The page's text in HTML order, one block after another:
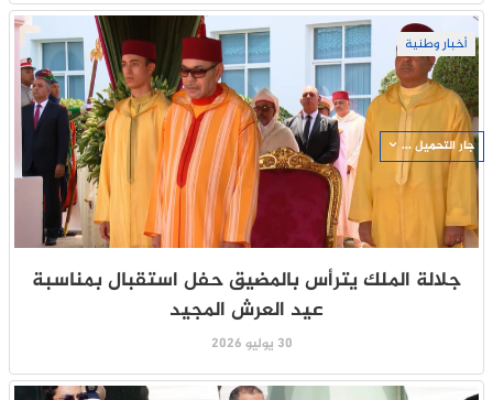
أخبار وطنية
جلالة الملك يترأس بالمضيق حفل استقبال بمناسبة
عيد العرش المجيد
30 يوليو 2026
جار التحميل ...